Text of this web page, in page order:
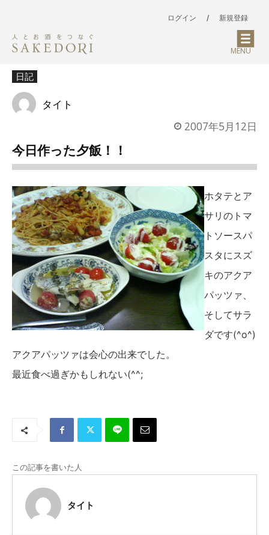
ログイン / 新規登録
MENU
日記
タイト
2007年5月12日
今日作った夕飯！！
ホタテとア
サリのトマ
トソースパ
スタにスズ
キのアクア
パッツァ、
そしてサラ
ダです(^o^)
アクアパッツァは会心の出来でした。
最近食べ過ぎかもしれない(^^;
この記事を書いた人
タイト